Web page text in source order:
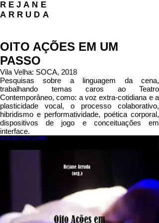
REJANE
ARRUDA
OITO AÇÕES EM UM
PASSO
Vila Velha: SOCA, 2018
Pesquisas sobre a linguagem da cena,
trabalhando temas caros ao Teatro
Contemporâneo, como: a voz extra-cotidiana e a
plasticidade vocal, o processo colaborativo,
hibridismo e performatividade, poética corporal,
dispositivos de jogo e conceituações em
interface.
ACESSO AO LIVRO